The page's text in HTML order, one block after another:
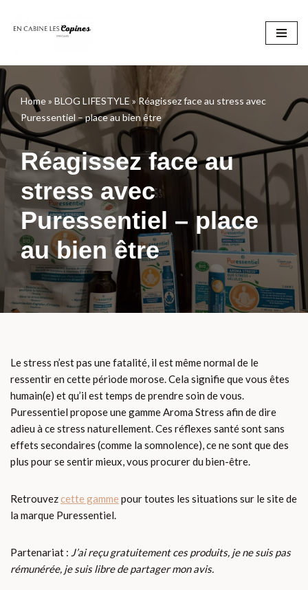
Home» BLOG LIFESTYLE» Réagissez face au stress avec
Puressentiel – place au bien être
Réagissez face au
stress avec
Puressentiel – place
au bien être
Le stress n’est pas une fatalité, il est même normal de le
ressentir en cette période morose. Cela signifie que vous êtes
humain(e) et qu’il est temps de prendre soin de vous.
Puressentiel propose une gamme Aroma Stress afin de dire
adieu à ce stress naturellement. Ces réflexes santé sont sans
effets secondaires (comme la somnolence), ce ne sont que des
plus pour se sentir mieux, vous procurer du bien-être.
Retrouvezcette gamme pour toutes les situations sur le site de
la marque Puressentiel.
Partenariat : J’ai reçu gratuitement ces produits, je ne suis pas
rémunérée, je suis libre de partager mon avis.